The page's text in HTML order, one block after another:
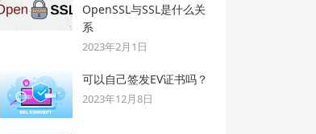
OpenSSL与SSL是什么关
系
2023年2月1日
可以自己签发EV证书吗？
2023年12月8日